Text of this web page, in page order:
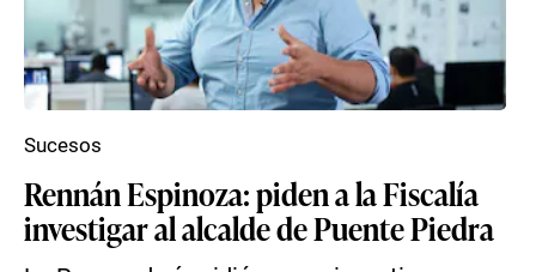
Rennán Espinoza: piden a la Fiscalía
investigar al alcalde de Puente Piedra
Sucesos